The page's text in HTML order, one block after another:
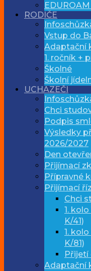
RODIČE
Vstup do
Adaptační
1. ročník +
Školné
Školní
UCHAZEČI
Chci
Podpis
Výsledky
2026/2027
Den
Přijímací
Přípravné
Přijímací
Chci
1.
K/41)
1.
K/81)
Přijetí
Adaptační